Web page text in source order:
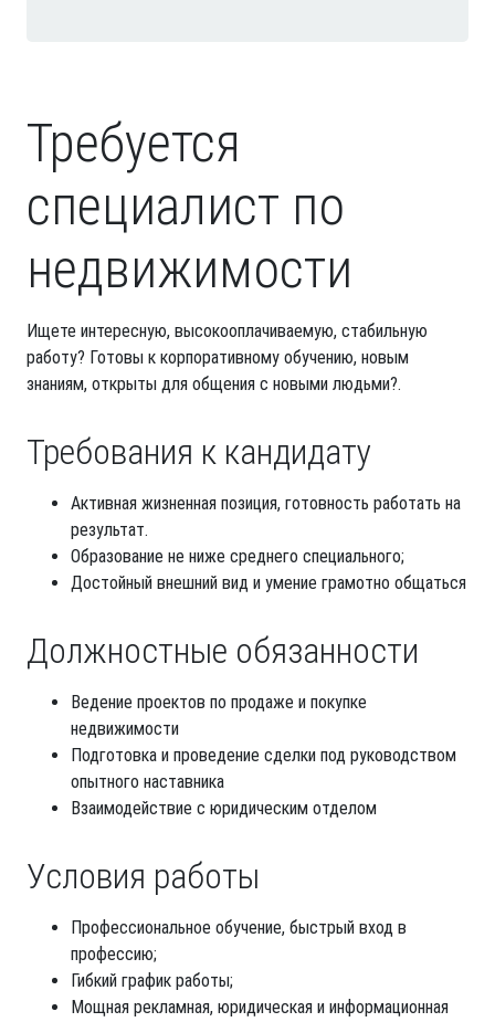
Требуется
специалист по
недвижимости
Ищете интересную, высокооплачиваемую, стабильную
работу? Готовы к корпоративному обучению, новым
знаниям, открыты для общения с новыми людьми?.
Требования к кандидату
Активная жизненная позиция, готовность работать на
результат.
Образование не ниже среднего специального;
Достойный внешний вид и умение грамотно общаться
Должностные обязанности
Ведение проектов по продаже и покупке
недвижимости
Подготовка и проведение сделки под руководством
опытного наставника
Взаимодействие с юридическим отделом
Условия работы
Профессиональное обучение, быстрый вход в
профессию;
Гибкий график работы;
Мощная рекламная, юридическая и информационная